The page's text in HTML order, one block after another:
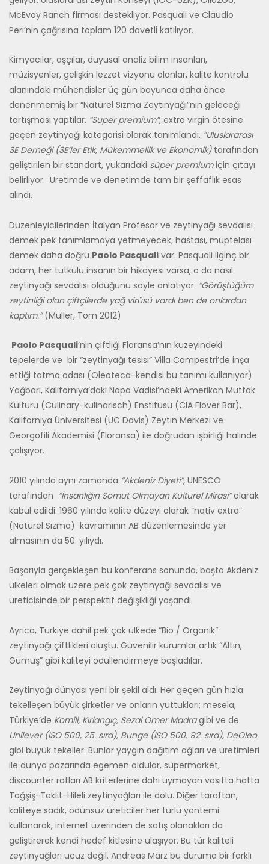
McEvoy Ranch firması destekliyor. Pasquali ve Claudio
Peri’nin çağrısına toplam 120 davetli katılıyor.
Kimyacılar, aşçılar, duyusal analiz bilim insanları,
müzisyenler, gelişkin lezzet vizyonu olanlar, kalite kontrolu
alanındaki mühendisler üç gün boyunca daha önce
denenmemiş bir “Natürel Sızma Zeytinyağı”nın geleceği
tartışması yaptılar. “Süper premium”, extra virgin ötesine
geçen zeytinyağı kategorisi olarak tanımlandı. ”Uluslararası
3E Derneği (3E’ler Etik, Mükemmellik ve Ekonomik)tarafından
geliştirilen bir standart, yukarıdaki süper premiumiçin çıtayı
belirliyor. Üretimde ve denetimde tam bir şeffaflık esas
alındı.
Düzenleyicilerinden İtalyan Profesör ve zeytinyağı sevdalısı
demek pek tanımlamaya yetmeyecek, hastası, müptelası
demek daha doğru Paolo Pasquali var. Pasquali ilginç bir
adam, her tutkulu insanın bir hikayesi varsa, o da nasıl
zeytinyağı sevdalısı olduğunu söyle anlatıyor: “Görüştüğüm
zeytinliği olan çiftçilerde yağ virüsü vardı ben de onlardan
kaptım.”(Müller, Tom 2012)
Paolo Pasquali’nin çiftliği Floransa’nın kuzeyindeki
tepelerde ve bir “zeytinyağı tesisi” Villa Campestri’de inşa
ettiği tatma odası (Oleoteca-kendisi bu tanımı kullanıyor)
Yağbarı, Kaliforniya’daki Napa Vadisi’ndeki Amerikan Mutfak
Kültürü (Culinary-kulinarisch) Enstitüsü (CIA Flover Bar),
Kaliforniya Üniversitesi (UC Davis) Zeytin Merkezi ve
Georgofili Akademisi (Floransa) ile doğrudan işbirliği halinde
çalışıyor.
2010 yılında aynı zamanda “Akdeniz Diyeti”, UNESCO
tarafından “İnsanlığın Somut Olmayan Kültürel Mirası”olarak
kabul edildi. 1960 yılında kalite düzeyi olarak “nativ extra”
(Naturel Sızma) kavramının AB düzenlemesinde yer
almasının da 50. yılıydı.
Başarıyla gerçekleşen bu konferans sonunda, başta Akdeniz
ülkeleri olmak üzere pek çok zeytinyağı sevdalısı ve
üreticisinde bir perspektif değişikliği yaşandı.
Ayrıca, Türkiye dahil pek çok ülkede “Bio / Organik”
zeytinyağı çiftlikleri oluştu. Güvenilir kurumlar artık “Altın,
Gümüş” gibi kaliteyi ödüllendirmeye başladılar.
Zeytinyağı dünyası yeni bir şekil aldı. Her geçen gün hızla
tekelleşen büyük şirketler ve onların yuttukları; mesela,
Türkiye’de Komili, Kırlangıç, Sezai Ömer Madragibi ve de
Unilever (ISO 500, 25. sıra), Bunge (ISO 500. 92. sıra), DeOleo
gibi büyük tekeller. Bunlar yaygın dağıtım ağları ve üretimleri
ile dünya pazarında egemen oldular, süpermarket,
discounter rafları AB kriterlerine dahi uymayan vasıfta hatta
Tağşiş-Taklit-Hileli zeytinyağları ile dolu. Diğer taraftan,
kaliteye sadık, ödünsüz üreticiler her türlü yöntemi
kullanarak, internet üzerinden de satış olanakları da
geliştirerek kendi hedef kitlesine ulaşıyor. Bu tür kaliteli
zeytinyağları ucuz değil. Andreas März bu duruma bir farklı